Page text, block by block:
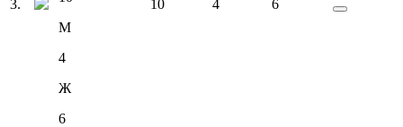
3.
М
4
Ж
6
10 4 6